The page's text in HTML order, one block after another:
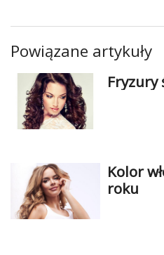
Wesele
Moda
Zakupy
Porady
ekspertów
Strefa
Powiązane artykuły
Fryzury
Kolor
roku